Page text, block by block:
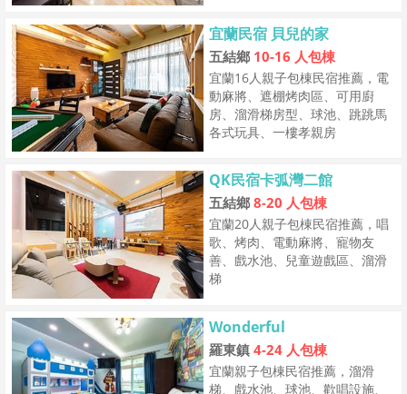
宜蘭民宿 貝兒的家
五結鄉 10-16 人包棟
宜蘭16人親子包棟民宿推薦，電
動麻將、遮棚烤肉區、可用廚
房、溜滑梯房型、球池、跳跳馬
各式玩具、一樓孝親房
QK民宿卡弧灣二館
五結鄉 8-20 人包棟
宜蘭20人親子包棟民宿推薦，唱
歌、烤肉、電動麻將、寵物友
善、戲水池、兒童遊戲區、溜滑
梯
Wonderful
羅東鎮 4-24 人包棟
宜蘭親子包棟民宿推薦，溜滑
梯、戲水池、球池、歡唱設施、